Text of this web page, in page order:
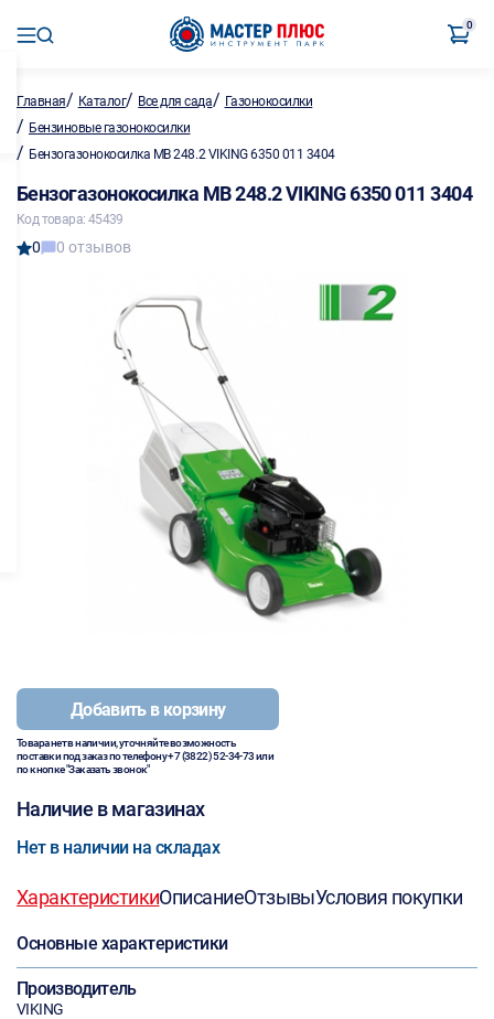
0
Главная/ Каталог/ Все для сада/ Газонокосилки
/ Бензиновые газонокосилки
/ Бензогазонокосилка MB 248.2 VIKING 6350 011 3404
Бензогазонокосилка MB 248.2 VIKING 6350 011 3404
Код товара: 45439
0 0 отзывов
Добавить в корзину
Товара нет в наличии, уточняйте возможность
поставки под заказ по телефону+7 (3822) 52-34-73или
по кнопке "Заказать звонок"
Наличие в магазинах
Нет в наличии на складах
ХарактеристикиОписаниеОтзывыУсловия покупки
Основные характеристики
Производитель
VIKING